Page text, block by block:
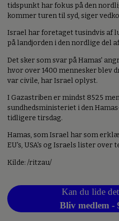
tidspunkt har fokus på den
kommer turen til syd, siger
Israel har foretaget tusindvis af
på landjorden i den nordlige del
Det sker som svar på Hamas'
hvor over 1400 mennesker blev
var civile, har Israel oplyst.
I Gazastriben er mindst 8525
sundhedsministeriet i den
tidligere tirsdag.
Hamas, som Israel har som
EU's, USA's og Israels lister
Kilde: /ritzau/
Kan du lide
Bliv medlem -